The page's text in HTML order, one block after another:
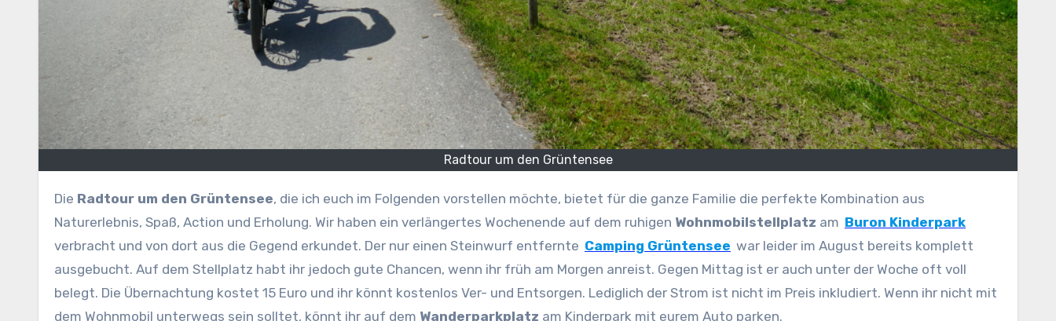
Radtour um den Grüntensee
Die Radtour um den Grüntensee, die ich euch im Folgenden vorstellen möchte, bietet für die ganze Familie die perfekte Kombination aus
Naturerlebnis, Spaß, Action und Erholung. Wir haben ein verlängertes Wochenende auf dem ruhigen Wohnmobilstellplatz am Buron Kinderpark
verbracht und von dort aus die Gegend erkundet. Der nur einen Steinwurf entfernte Camping Grüntensee war leider im August bereits komplett
ausgebucht. Auf dem Stellplatz habt ihr jedoch gute Chancen, wenn ihr früh am Morgen anreist. Gegen Mittag ist er auch unter der Woche oft voll
belegt. Die Übernachtung kostet 15 Euro und ihr könnt kostenlos Ver- und Entsorgen. Lediglich der Strom ist nicht im Preis inkludiert. Wenn ihr nicht mit
dem Wohnmobil unterwegs sein solltet, könnt ihr auf dem Wanderparkplatz am Kinderpark mit eurem Auto parken.